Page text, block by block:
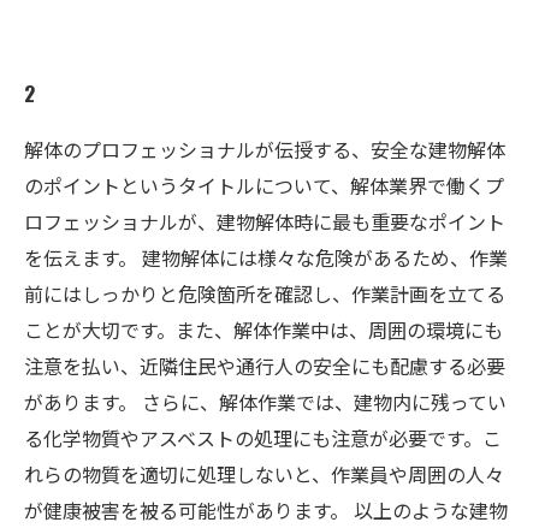
2
解体のプロフェッショナルが伝授する、安全な建物解体
のポイントというタイトルについて、解体業界で働くプ
ロフェッショナルが、建物解体時に最も重要なポイント
を伝えます。 建物解体には様々な危険があるため、作業
前にはしっかりと危険箇所を確認し、作業計画を立てる
ことが大切です。また、解体作業中は、周囲の環境にも
注意を払い、近隣住民や通行人の安全にも配慮する必要
があります。 さらに、解体作業では、建物内に残ってい
る化学物質やアスベストの処理にも注意が必要です。こ
れらの物質を適切に処理しないと、作業員や周囲の人々
が健康被害を被る可能性があります。 以上のような建物